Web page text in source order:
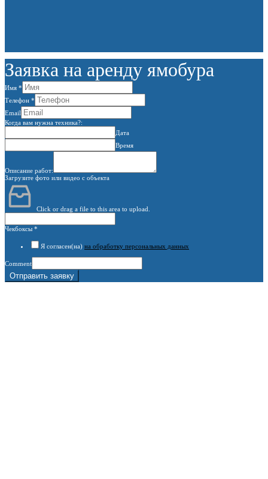
Заявка на аренду ямобура
Имя *
Телефон *
Email
Когда вам нужна техника?:
Дата
Время
Описание работ:
Загрузите фото или видео с объекта
Click or drag a file to this area to upload.
Чекбоксы *
Я согласен(на) на обработку персональных данных
Comment
Отправить заявку